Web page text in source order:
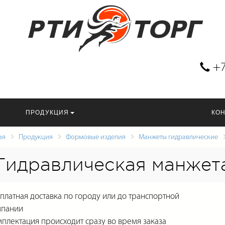
ПРОДУКЦИЯ
Продукция Формовые изделия Манжеты гидравлические
доставка по городу или до транспортной
происходит сразу во время заказа